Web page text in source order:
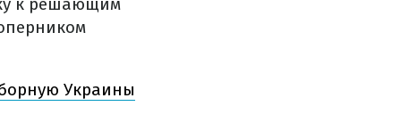
Украины